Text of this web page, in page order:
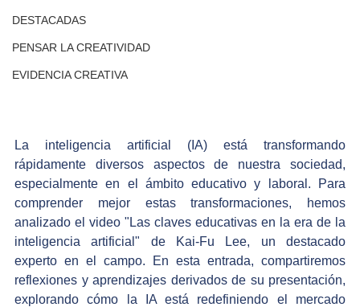
DESTACADAS
PENSAR LA CREATIVIDAD
EVIDENCIA CREATIVA
​La inteligencia artificial (IA) está transformando
rápidamente diversos aspectos de nuestra sociedad,
especialmente en el ámbito educativo y laboral. Para
comprender mejor estas transformaciones, hemos
analizado el video "Las claves educativas en la era de la
inteligencia artificial" de Kai-Fu Lee, un destacado
experto en el campo. En esta entrada, compartiremos
reflexiones y aprendizajes derivados de su presentación,
explorando cómo la IA está redefiniendo el mercado